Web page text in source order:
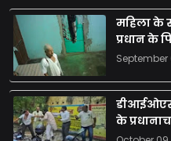
महिला के
प्रधान के
September
डीआईओएस
के